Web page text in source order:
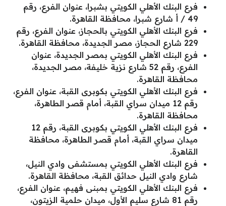
فرع البنك الأهلي الكويتي بشبرا، عنوان الفرع، رقم
49 / أ شارع شبرا، محافظة القاهرة.
فرع البنك الأهلي الكويتي بالحجاز، عنوان الفرع، رقم
229 شارع الحجاز، مصر الجديدة، محافظة القاهرة.
فرع البنك الأهلي الكويتي بمصر الجديدة، عنوان
الفرع، رقم 52 شارع نزية خليفة، مصر الجديدة،
محافظة القاهرة.
فرع البنك الأهلي الكويتي بكوبرى القبة، عنوان الفرع،
رقم 12 ميدان سراي القبة، أمام قصر الطاهرة،
محافظة القاهرة.
فرع البنك الأهلي الكويتي بكوبرى القبة، رقم 12
ميدان سراي القبة، أمام قصر الطاهرة، محافظة
القاهرة.
فرع البنك الأهلي الكويتي بمستشفى وادي النيل،
شارع وادي النيل حدائق القبة، محافظة القاهرة.
فرع البنك الأهلي الكويتي بمبنى فهيم، عنوان الفرع،
رقم 81 شارع سليم الأول، ميدان حلمية الزيتون،